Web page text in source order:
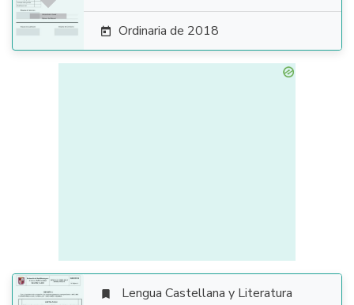
 Ordinaria de 2018
 Lengua Castellana y Literatura